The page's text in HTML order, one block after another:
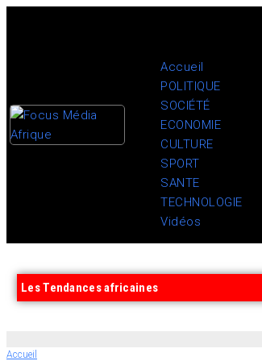
Accueil
POLITIQUE
SOCIÉTÉ
ECONOMIE
CULTURE
SPORT
SANTE
TECHNOLOGIE
Vidéos
Les Tendances africaines
Accueil